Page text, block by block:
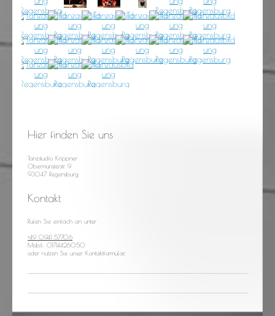
Hier finden Sie uns
Tanzstudio Krippner
Obermünsterstr. 9
93047 Regensburg
Kontakt
Rufen Sie einfach an unter
+49 0941 57706
Mobil: 01714426050
oder nutzen Sie unser Kontaktformular.